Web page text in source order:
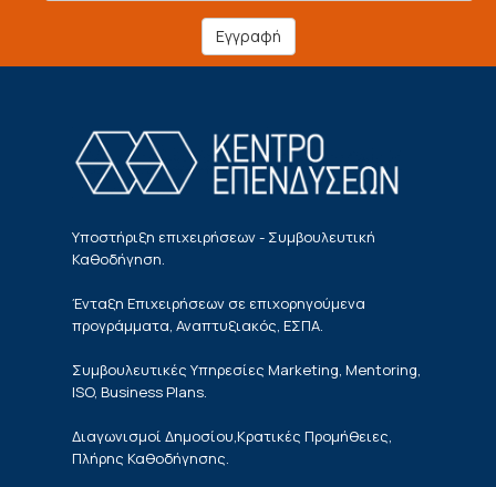
Εγγραφή
Υποστήριξη επιχειρήσεων - Συμβουλευτική
Καθοδήγηση.
Ένταξη Επιχειρήσεων σε επιχορηγούμενα
προγράμματα, Αναπτυξιακός, ΕΣΠΑ.
Συμβουλευτικές Υπηρεσίες Marketing, Mentoring,
ISO, Business Plans.
Διαγωνισμοί Δημοσίου,Κρατικές Προμήθειες,
Πλήρης Καθοδήγησης.